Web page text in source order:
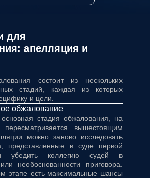
для
апелляция и
состоит из нескольких
стадий, каждая из которых
и цели.
обжалование
стадия обжалования, на
вышестоящим
можно заново исследовать
представленные в суде первой
убедить коллегию судей в
необоснованности приговора.
этапе есть максимальные шансы